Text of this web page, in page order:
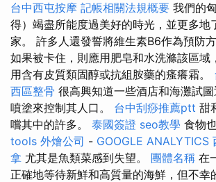
台中西屯按摩 記帳相關法規概要 我們的
得）竭盡所能度過美好的時光，並更多地
家。 許多人還發誓將維生素B6作為預防
如果被卡住，則應用肥皂和水洗滌該區域
用含有皮質類固醇或抗組胺藥的瘙癢霜。
西區整骨 很高興知道一些酒店和海灘試
噴塗來控制其人口。 台中刮痧推薦ptt 甜
嚐其中的許多。 泰國簽證 seo教學 食物
tools 外燴公司 - GOOGLE ANALYTICS
拿 尤其是魚類菜感到失望。 團體名稱 在
正確地等待新鮮和高質量的海鮮，但不幸